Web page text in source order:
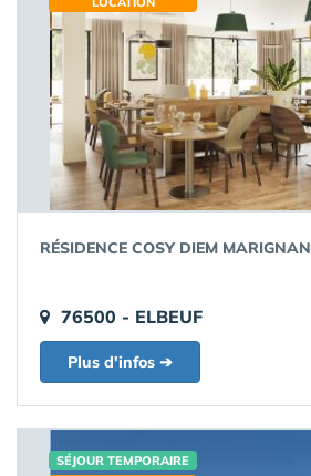
RÉSIDENCE COSY DIEM MARIGNAN
76500 - ELBEUF
Plus d'infos ➔
SÉJOUR TEMPORAIRE